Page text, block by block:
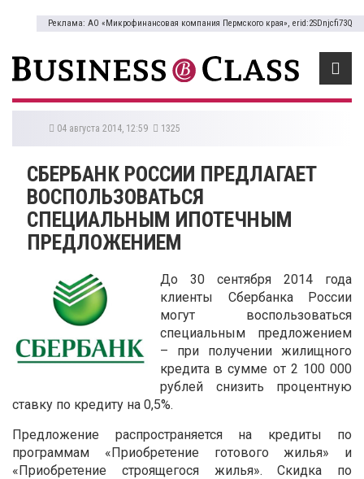
Реклама: АО «Микрофинансовая компания Пермского края», erid:2SDnjcfi73Q
04 августа 2014, 12:59 1325
СБЕРБАНК РОССИИ ПРЕДЛАГАЕТ
ВОСПОЛЬЗОВАТЬСЯ
СПЕЦИАЛЬНЫМ ИПОТЕЧНЫМ
ПРЕДЛОЖЕНИЕМ
До 30 сентября 2014 года
клиенты Сбербанка России
могут воспользоваться
специальным предложением
– при получении жилищного
кредита в сумме от 2 100 000
рублей снизить процентную
ставку по кредиту на 0,5%.
Предложение распространяется на кредиты по
программам «Приобретение готового жилья» и
«Приобретение строящегося жилья». Скидка по